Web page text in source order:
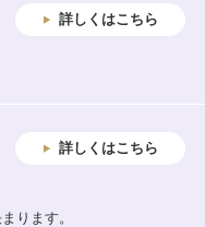
詳しくはこちら
詳しくはこちら
ります。